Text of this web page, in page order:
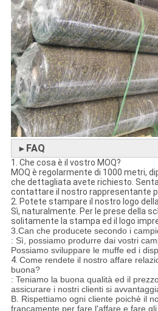
► FAQ
1. Che cosa è il vostro MOQ?
MOQ è regolarmente di 1000 metri,
che dettagliata avete richiesto.
contattare il nostro rappresentante
2. Potete stampare il nostro logo
Sì, naturalmente. Per le prese della
solitamente la stampa ed il logo
3.Can che producete secondo i
: Sì, possiamo produrre dai vostri
Possiamo sviluppare le muffe ed i
4. Come rendete il nostro affare
buona?
: Teniamo la buona qualità ed il
assicurare i nostri clienti si
B. Rispettiamo ogni cliente poichè il
francamente per fare l'affare e fare